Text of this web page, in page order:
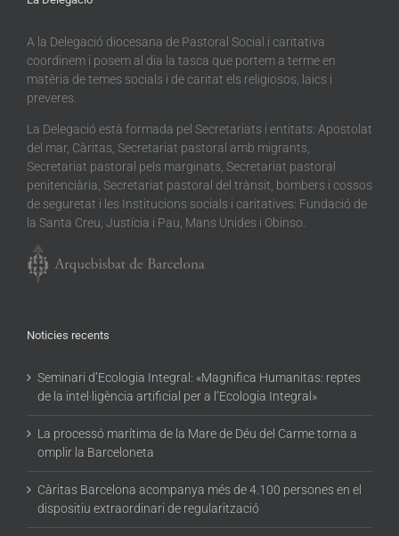
A la Delegació diocesana de Pastoral Social i caritativa
coordinem i posem al dia la tasca que portem a terme en
matèria de temes socials i de caritat els religiosos, laics i
preveres.
La Delegació està formada pel Secretariats i entitats: Apostolat
del mar, Càritas, Secretariat pastoral amb migrants,
Secretariat pastoral pels marginats, Secretariat pastoral
penitenciària, Secretariat pastoral del trànsit, bombers i cossos
de seguretat i les Institucions socials i caritatives: Fundació de
la Santa Creu, Justícia i Pau, Mans Unides i Obinso.
Noticies recents
Seminari d’Ecologia Integral: «Magnifica Humanitas: reptes
de la intel·ligència artificial per a l’Ecologia Integral»
La processó marítima de la Mare de Déu del Carme torna a
omplir la Barceloneta
Càritas Barcelona acompanya més de 4.100 persones en el
dispositiu extraordinari de regularització